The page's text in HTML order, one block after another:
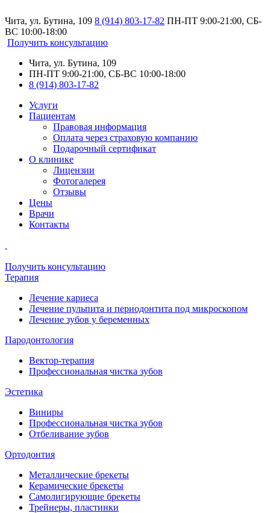
Чита, ул. Бутина, 109 8 (914) 803-17-82 ПН-ПТ 9:00-21:00, СБ-
ВС 10:00-18:00
Получить консультацию
Чита, ул. Бутина, 109
ПН-ПТ 9:00-21:00, СБ-ВС 10:00-18:00
8 (914) 803-17-82
Услуги
Пациентам
Правовая информация
Оплата через страховую компанию
Подарочный сертификат
О клинике
Лицензии
Фотогалерея
Отзывы
Цены
Врачи
Контакты
Получить консультацию
Терапия
Лечение кариеса
Лечение пульпита и периодонтита под микроскопом
Лечение зубов у беременных
Пародонтология
Вектор-терапия
Профессиональная чистка зубов
Эстетика
Виниры
Профессиональная чистка зубов
Отбеливание зубов
Ортодонтия
Металлические брекеты
Керамические брекеты
Самолигирующие брекеты
Трейнеры, пластинки